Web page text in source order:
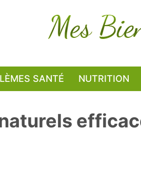
SANTÉ NUTRITION